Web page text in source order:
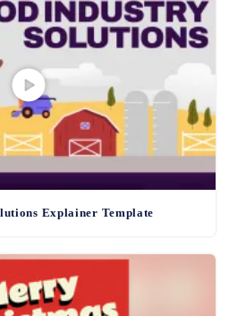
Explainer Template